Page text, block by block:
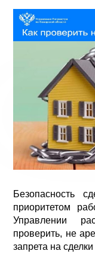
Безопасность
приоритетом
Управлении
проверить, не
запрета на